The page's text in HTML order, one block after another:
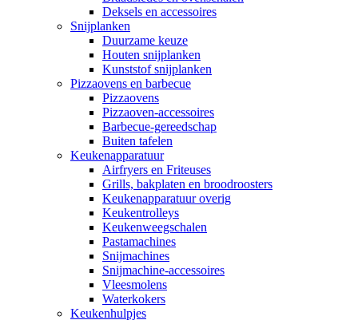
Deksels en accessoires
Snijplanken
Duurzame keuze
Houten snijplanken
Kunststof snijplanken
Pizzaovens en barbecue
Pizzaovens
Pizzaoven-accessoires
Barbecue-gereedschap
Buiten tafelen
Keukenapparatuur
Airfryers en Friteuses
Grills, bakplaten en broodroosters
Keukenapparatuur overig
Keukentrolleys
Keukenweegschalen
Pastamachines
Snijmachines
Snijmachine-accessoires
Vleesmolens
Waterkokers
Keukenhulpjes